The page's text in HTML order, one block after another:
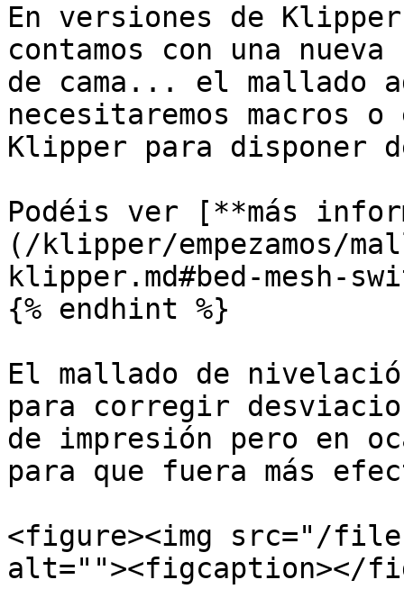
En versiones de
contamos con una
de cama... el mallado
necesitaremos macros
Klipper para disponer
Podéis ver [**más
(/klipper/empezamos/
klipper.md#bed-mesh-
{% endhint %}
El mallado de
para corregir
de impresión pero en
para que fuera más
<figure><img src="/files/
alt=""><figcaption></